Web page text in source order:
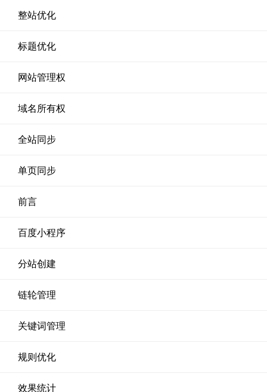
整站优化
标题优化
网站管理权
域名所有权
全站同步
单页同步
前言
百度小程序
分站创建
链轮管理
关键词管理
规则优化
效果统计